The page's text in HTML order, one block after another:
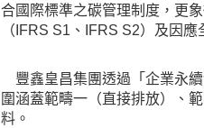
合國際標準之碳管理制度，更
（IFRS S1、IFRS S2）及因
豐鑫皇昌集團透過「企業永
圍涵蓋範疇一（直接排放）、
料。